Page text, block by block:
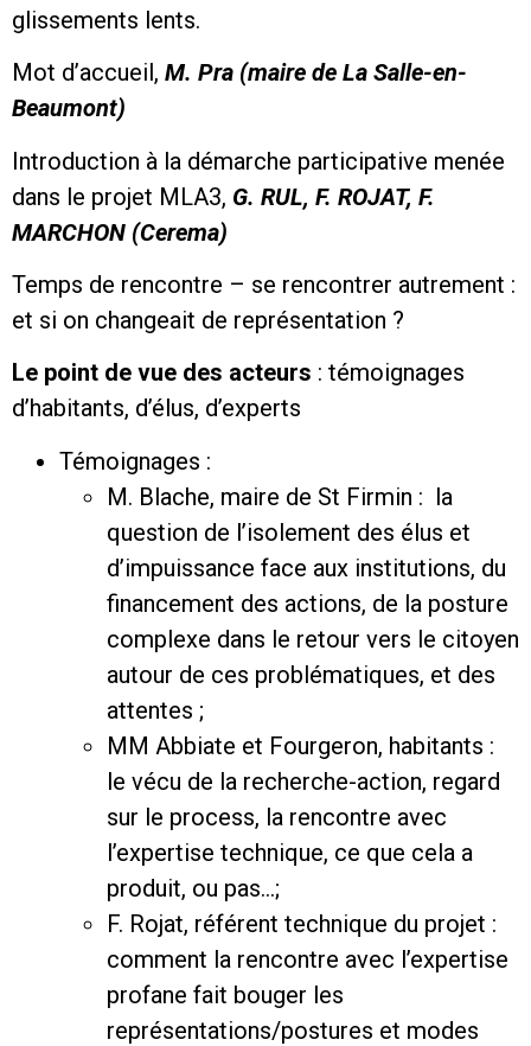
glissements lents.
Mot d’accueil, M. Pra (maire de La Salle-en-
Beaumont)
Introduction à la démarche participative menée
dans le projet MLA3, G. RUL, F. ROJAT, F.
MARCHON (Cerema)
Temps de rencontre – se rencontrer autrement :
et si on changeait de représentation ?
Le point de vue des acteurs : témoignages
d’habitants, d’élus, d’experts
Témoignages :
M. Blache, maire de St Firmin : la
question de l’isolement des élus et
d’impuissance face aux institutions, du
financement des actions, de la posture
complexe dans le retour vers le citoyen
autour de ces problématiques, et des
attentes ;
MM Abbiate et Fourgeron, habitants :
le vécu de la recherche-action, regard
sur le process, la rencontre avec
l’expertise technique, ce que cela a
produit, ou pas…;
F. Rojat, référent technique du projet :
comment la rencontre avec l’expertise
profane fait bouger les
représentations/postures et modes